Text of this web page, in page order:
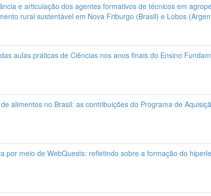
e articulação dos agentes formativos de técnicos em
rural sustentável em Nova Friburgo (Brasil) e Lobos
aulas práticas de Ciências nos anos finais do Ensino
alimentos no Brasil: as contribuições do Programa de
por meio de WebQuests: refletindo sobre a formação do